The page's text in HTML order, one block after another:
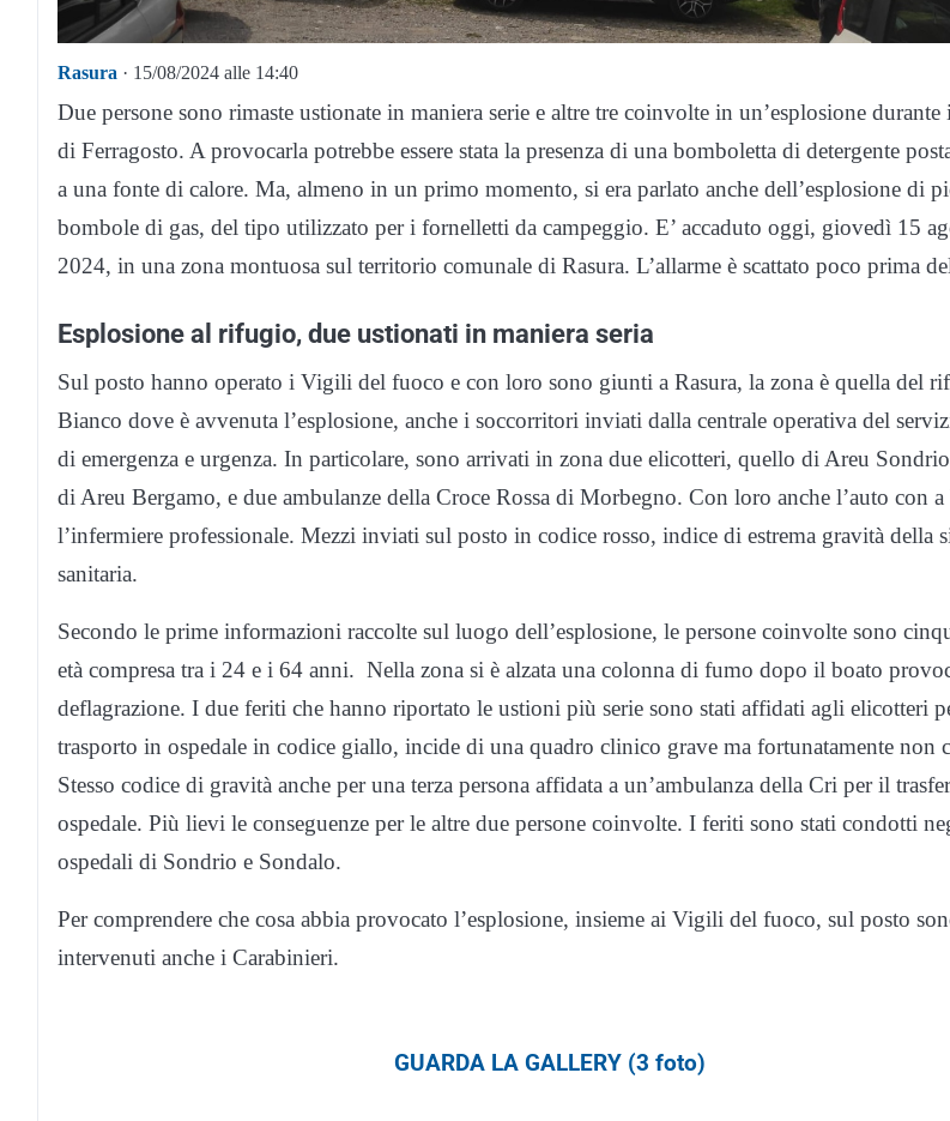
Rasura · 15/08/2024 alle 14:40
Due persone sono rimaste ustionate in maniera serie e altre tre coinvolte in un’esplosione durante
di Ferragosto. A provocarla potrebbe essere stata la presenza di una bomboletta di detergente
a una fonte di calore. Ma, almeno in un primo momento, si era parlato anche dell’esplosione di
bombole di gas, del tipo utilizzato per i fornelletti da campeggio. E’ accaduto oggi, giovedì 15
2024, in una zona montuosa sul territorio comunale di Rasura. L’allarme è scattato poco prima
Esplosione al rifugio, due ustionati in maniera seria
Sul posto hanno operato i Vigili del fuoco e con loro sono giunti a Rasura, la zona è quella del
Bianco dove è avvenuta l’esplosione, anche i soccorritori inviati dalla centrale operativa del
di emergenza e urgenza. In particolare, sono arrivati in zona due elicotteri, quello di Areu
di Areu Bergamo, e due ambulanze della Croce Rossa di Morbegno. Con loro anche l’auto con
l’infermiere professionale. Mezzi inviati sul posto in codice rosso, indice di estrema gravità della
sanitaria.
Secondo le prime informazioni raccolte sul luogo dell’esplosione, le persone coinvolte sono
età compresa tra i 24 e i 64 anni. Nella zona si è alzata una colonna di fumo dopo il boato
deflagrazione. I due feriti che hanno riportato le ustioni più serie sono stati affidati agli elicotteri
trasporto in ospedale in codice giallo, incide di una quadro clinico grave ma fortunatamente non
Stesso codice di gravità anche per una terza persona affidata a un’ambulanza della Cri per il
ospedale. Più lievi le conseguenze per le altre due persone coinvolte. I feriti sono stati condotti
ospedali di Sondrio e Sondalo.
Per comprendere che cosa abbia provocato l’esplosione, insieme ai Vigili del fuoco, sul posto
intervenuti anche i Carabinieri.
GUARDA LA GALLERY (3 foto)